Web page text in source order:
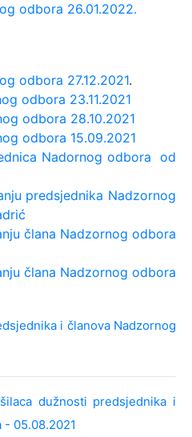
odbora 26.01.2022.
odbora 27.12.2021.
odbora 23.11.2021
odbora 28.10.2021
odbora 15.09.2021
Nadornog odbora od
predsjednika Nadzornog
člana Nadzornog odbora
člana Nadzornog odbora
i članova Nadzornog
dužnosti predsjednika i
05.08.2021